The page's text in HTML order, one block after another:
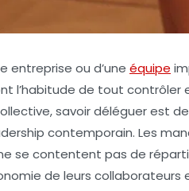
entreprise ou d’une équipe
l’habitude de tout
savoir déléguer est
contemporain. Les
se contentent pas de
de leurs collaborateurs